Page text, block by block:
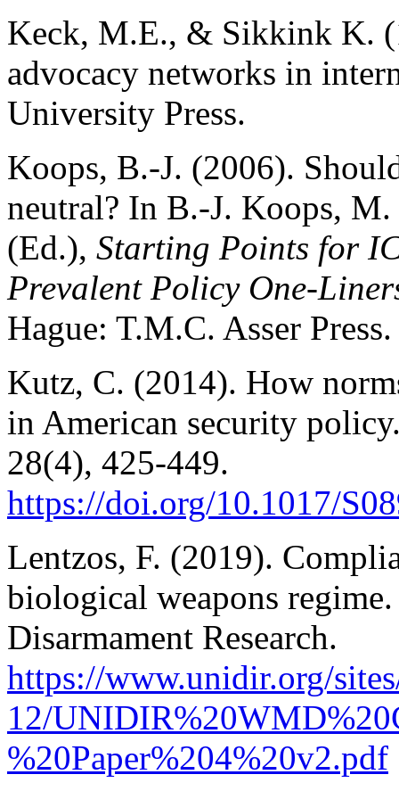
Keck, M.E., & Sikkink K.
advocacy networks in
University Press.
Koops, B.-J. (2006).
neutral? In B.-J. Koops,
(Ed.), Starting Points for
Prevalent Policy One-
Hague: T.M.C. Asser Press.
Kutz, C. (2014). How
in American security
28(4), 425-449.
https://doi.org/10.1017/
Lentzos, F. (2019).
biological weapons
Disarmament Research.
https://www.unidir.org/
12/
%20Paper%204%20v2.pdf